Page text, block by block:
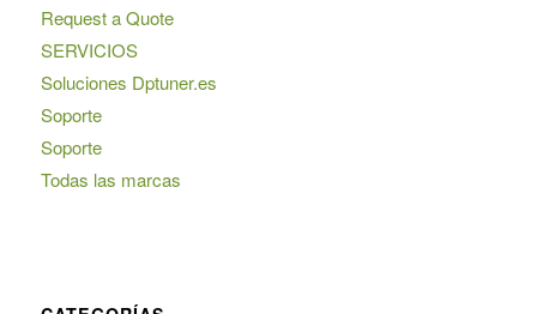
Request a Quote
SERVICIOS
Soluciones Dptuner.es
Soporte
Soporte
Todas las marcas